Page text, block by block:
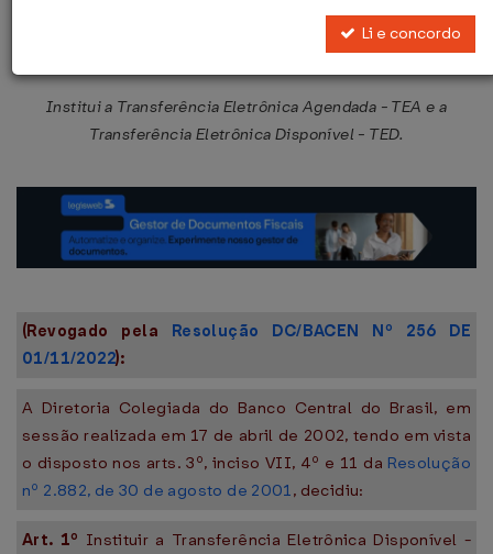
Institui a Transferência Eletrônica Agendada - TEA e a
Transferência Eletrônica Disponível - TED.
(Revogado pela Resolução DC/BACEN Nº 256 DE
01/11/2022):
A Diretoria Colegiada do Banco Central do Brasil, em
sessão realizada em 17 de abril de 2002, tendo em vista
o disposto nos arts. 3º, inciso VII, 4º e 11 da Resolução
nº 2.882, de 30 de agosto de 2001, decidiu:
Art. 1º Instituir a Transferência Eletrônica Disponível -
Li e concordo